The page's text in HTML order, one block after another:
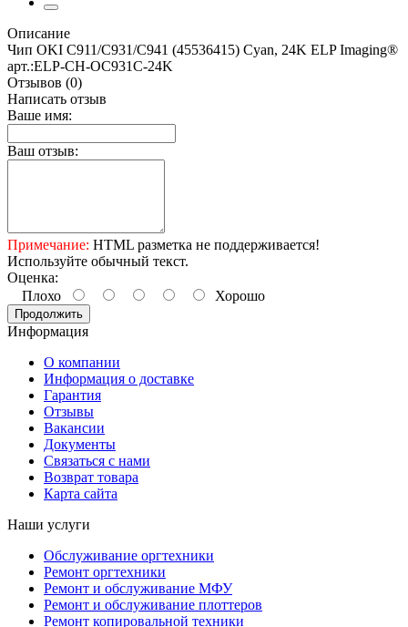
Описание
Чип OKI C911/С931/С941 (45536415) Cyan, 24K ELP Imaging®
арт.:ELP-CH-OC931C-24K
Отзывов (0)
Написать отзыв
Ваше имя:
Ваш отзыв:
Примечание: HTML разметка не поддерживается!
Используйте обычный текст.
Оценка:
Плохо
Хорошо
Продолжить
Информация
О компании
Информация о доставке
Гарантия
Отзывы
Вакансии
Документы
Связаться с нами
Возврат товара
Карта сайта
Наши услуги
Обслуживание оргтехники
Ремонт оргтехники
Ремонт и обслуживание МФУ
Ремонт и обслуживание плоттеров
Ремонт копировальной техники